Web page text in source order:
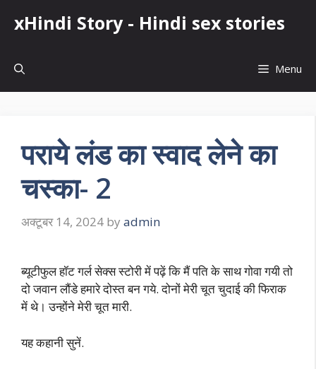
xHindi Story - Hindi sex stories
Menu
पराये लंड का स्वाद लेने का
चस्का- 2
अक्टूबर 14, 2024 by admin
ब्यूटीफुल हॉट गर्ल सेक्स स्टोरी में पढ़ें कि मैं पति के साथ गोवा गयी तो
दो जवान लौंडे हमारे दोस्त बन गये. दोनों मेरी चूत चुदाई की फिराक
में थे। उन्होंने मेरी चूत मारी.
यह कहानी सुनें.